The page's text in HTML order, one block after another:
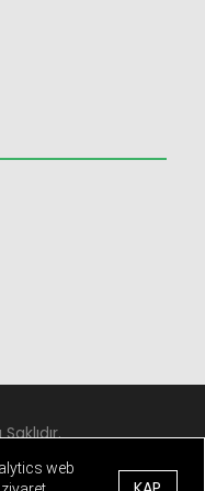
ve Gizlilik Politikası
web